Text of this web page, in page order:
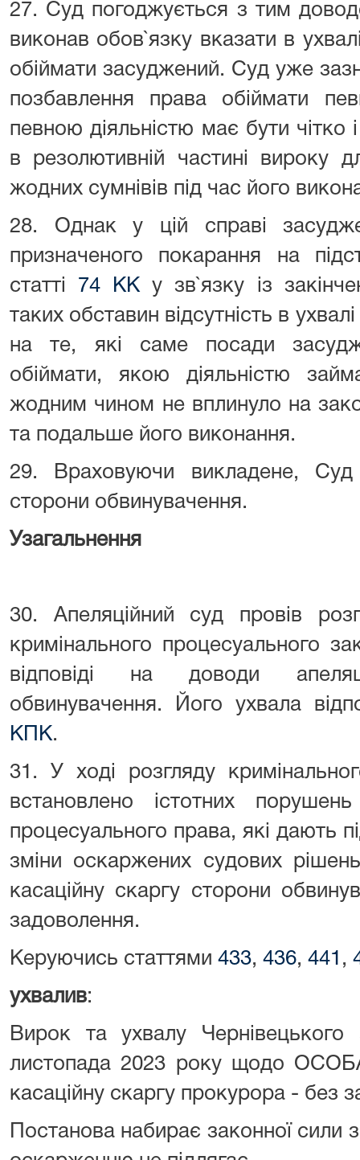
27. Суд погоджується з тим
виконав обов`язку вказати в
обіймати засуджений. Суд уже
позбавлення права обіймати
певною діяльністю має бути чітко
в резолютивній частині вироку
жодних сумнівів під час його
28. Однак у цій справі
призначеного покарання на
статті 74 ККу зв`язку із
таких обставин відсутність в
на те, які саме посади
обіймати, якою діяльністю
жодним чином не вплинуло на
та подальше його виконання.
29. Враховуючи викладене, Суд
сторони обвинувачення.
Узагальнення
30. Апеляційний суд провів
кримінального процесуального
відповіді на доводи
обвинувачення. Його ухвала
КПК.
31. У ході розгляду
встановлено істотних
процесуального права, які дають
зміни оскаржених судових
касаційну скаргу сторони
задоволення.
Керуючись статтями 433, 436, 441 ,
ухвалив:
Вирок та ухвалу Чернівецького
листопада 2023 року щодо
касаційну скаргу прокурора - без
Постанова набирає законної сили